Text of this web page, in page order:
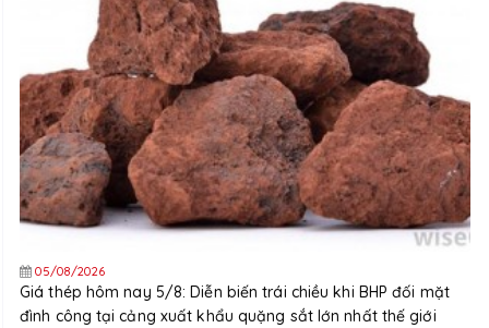
05/08/2026
Giá thép hôm nay 5/8: Diễn biến trái chiều khi BHP đối mặt
đình công tại cảng xuất khẩu quặng sắt lớn nhất thế giới